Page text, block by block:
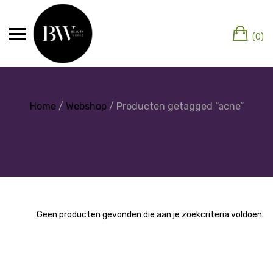
(0)
Home/ Webshop/ Producten getagged “acne”
Geen producten gevonden die aan je zoekcriteria voldoen.